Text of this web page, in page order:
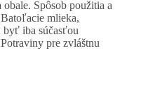
Spôsob použitia a
mlieka,
byť iba súčasťou
pre zvláštnu